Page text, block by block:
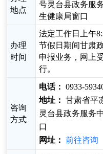
地点
号灵台县政务服
生健康局窗口
办理
时间
法定工作日上午
节假日期间甘肃
申报业务，网上
行。
咨询
方式
电话： 0933-
地址： 甘肃省平
灵台县政务服务
口
网址： 前往咨询